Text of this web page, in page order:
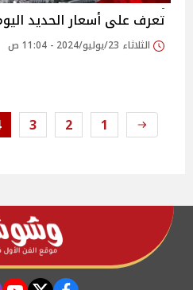
تعرف على أسعار الحديد اليوم
الثلاثاء 23/يوليو/2024 - 11:04 ص
1
2
3